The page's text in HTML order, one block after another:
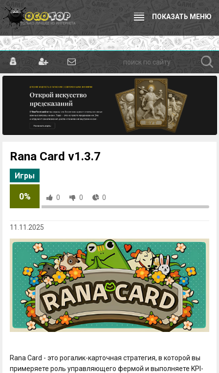
ПОКАЗАТЬ МЕНЮ
Rana Card v1.3.7
Игры
0% 0 0 0
11.11.2025
Rana Card - это рогалик-карточная стратегия, в которой вы
примеряете роль управляющего фермой и выполняете KPI-